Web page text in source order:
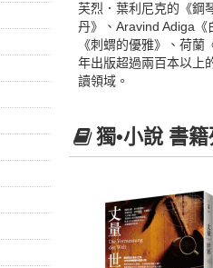
芙烈．葉利尼克的《鋼
丹》、Aravind Adiga《
《刺蝟的優雅》、荷
年出版超過兩百本以上
讀領域。
獨•小說 書